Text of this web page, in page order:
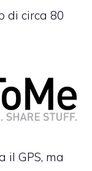
di circa 80
il GPS, ma